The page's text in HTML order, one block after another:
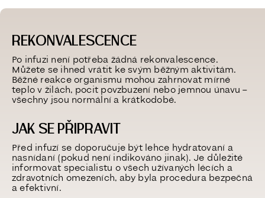
REKONVALESCENCE
Po infuzi není potřeba žádná rekonvalescence.
Můžete se ihned vrátit ke svým běžným aktivitám.
Běžné reakce organismu mohou zahrnovat mírné
teplo v žilách, pocit povzbuzení nebo jemnou únavu –
všechny jsou normální a krátkodobé.
JAK SE PŘIPRAVIT
Před infuzí se doporučuje být lehce hydratovaní a
nasnídaní (pokud není indikováno jinak). Je důležité
informovat specialistu o všech užívaných lécích a
zdravotních omezeních, aby byla procedura bezpečná
a efektivní.